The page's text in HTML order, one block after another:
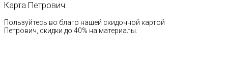
Карта Петрович:
Пользуйтесь во благо нашей скидочной картой
Петрович, скидки до 40% на материалы.